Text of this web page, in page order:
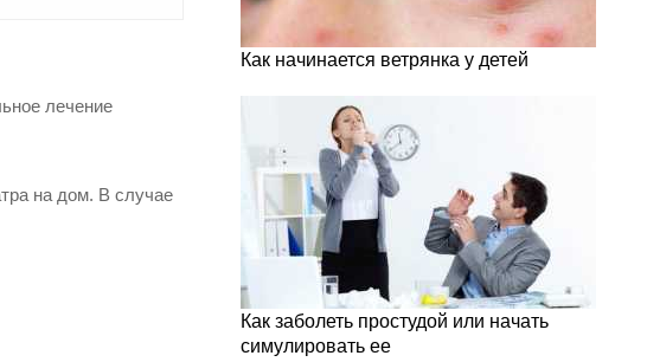
лечение
на дом. В случае
Как начинается ветрянка у детей
Как заболеть простудой или начать
симулировать ее